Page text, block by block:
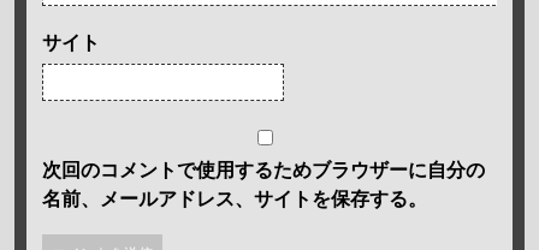
サイト
次回のコメントで使用するためブラウザーに自分の
名前、メールアドレス、サイトを保存する。